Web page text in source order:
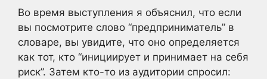
Во время выступления я объяснил, что если
вы посмотрите слово “предприниматель” в
словаре, вы увидите, что оно определяется
как тот, кто “инициирует и принимает на себя
риск”. Затем кто-то из аудитории спросил: